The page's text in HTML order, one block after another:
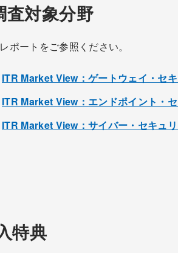
査対象分野
ポートをご参照ください。
ITR Market View：ゲートウェイ・セ
ITR Market View：エンドポイント・
ITR Market View：サイバー・セキュ
特典